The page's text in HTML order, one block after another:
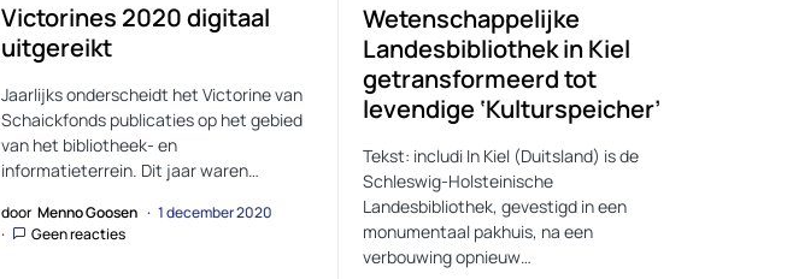
Victorines 2020 digitaal
uitgereikt
Jaarlijks onderscheidt het Victorine van
Schaickfonds publicaties op het gebied
van het bibliotheek- en
informatieterrein. Dit jaar waren…
door Menno Goosen
1 december 2020
Geen reacties
Wetenschappelijke
Landesbibliothek in Kiel
getransformeerd tot
levendige ‘Kulturspeicher’
Tekst: includi In Kiel (Duitsland) is de
Schleswig-Holsteinische
Landesbibliothek, gevestigd in een
monumentaal pakhuis, na een
verbouwing opnieuw…